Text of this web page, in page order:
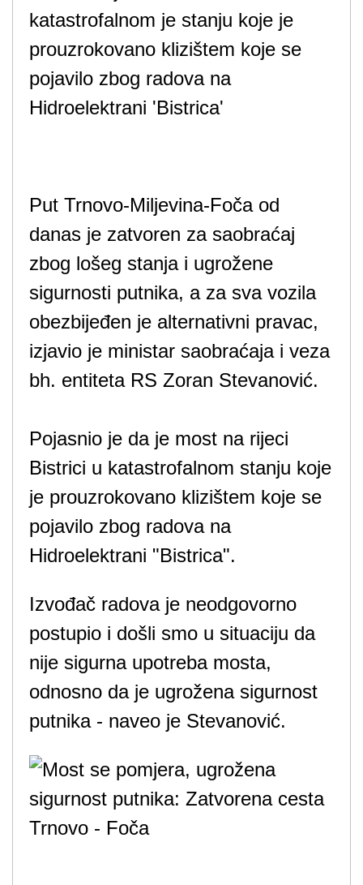
katastrofalnom je stanju koje je
prouzrokovano klizištem koje se
pojavilo zbog radova na
Hidroelektrani 'Bistrica'
Put Trnovo-Miljevina-Foča od
danas je zatvoren za saobraćaj
zbog lošeg stanja i ugrožene
sigurnosti putnika, a za sva vozila
obezbijeđen je alternativni pravac,
izjavio je ministar saobraćaja i veza
bh. entiteta RS Zoran Stevanović.
Pojasnio je da je most na rijeci
Bistrici u katastrofalnom stanju koje
je prouzrokovano klizištem koje se
pojavilo zbog radova na
Hidroelektrani "Bistrica".
Izvođač radova je neodgovorno
postupio i došli smo u situaciju da
nije sigurna upotreba mosta,
odnosno da je ugrožena sigurnost
putnika - naveo je Stevanović.